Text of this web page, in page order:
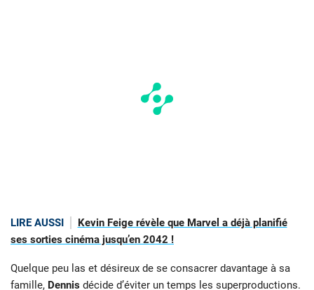
LIRE AUSSI
Kevin Feige révèle que Marvel a déjà planifié
ses sorties cinéma jusqu’en 2042 !
Quelque peu las et désireux de se consacrer davantage à sa
famille, Dennis décide d’éviter un temps les superproductions.